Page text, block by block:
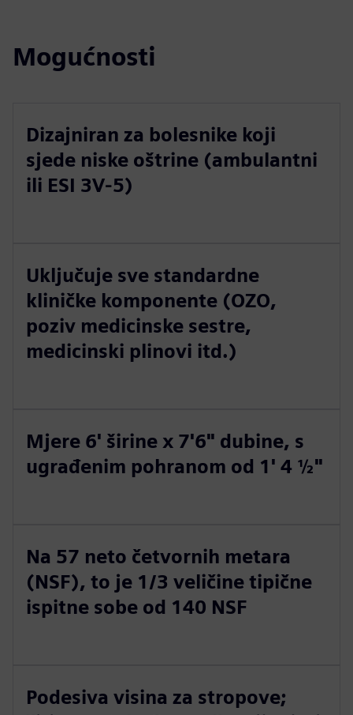
Mogućnosti
Dizajniran za bolesnike koji
sjede niske oštrine (ambulantni
ili ESI 3V-5)
Uključuje sve standardne
kliničke komponente (OZO,
poziv medicinske sestre,
medicinski plinovi itd.)
Mjere 6' širine x 7'6" dubine, s
ugrađenim pohranom od 1' 4 ½"
Na 57 neto četvornih metara
(NSF), to je 1/3 veličine tipične
ispitne sobe od 140 NSF
Podesiva visina za stropove;